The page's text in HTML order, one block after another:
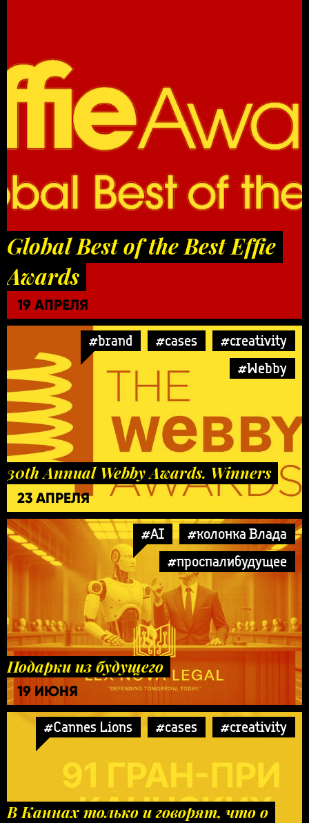
Global Best of the Best Effie
Awards
19 АПРЕЛЯ
#brand #cases
#creativity
#Webby
30th Annual Webby Awards. Winners
23 АПРЕЛЯ
#AI
#колонка Влада
#проспалибудущее
Подарки из будущего
19 ИЮНЯ
#Cannes Lions #cases #creativity
В Каннах только и говорят, что о